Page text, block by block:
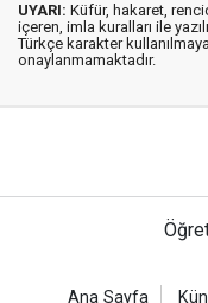
UYARI: Küfür, hakaret,
içeren, imla kuralları ile
Türkçe karakter
onaylanmamaktadır.
Ana Sayfa